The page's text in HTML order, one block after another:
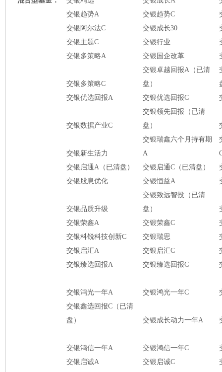
交银趋势A
交银趋势C
交银阿尔法C
交银成长30
交银主题C
交银行业
交银多策略A
交银国企改革
交银多策略C
交银卓越回报A（已清
盘）
交银优选回报A
交银优选回报C
交银数据产业C
交银领先回报（已清
盘）
交银新生活力
交银瑞鑫六个月持有期
A
交银启通A（已清盘）
交银启通C（已清盘）
交银股息优化
交银恒益A
交银品质升级
交银致远智投（已清
盘）
交银荣鑫A
交银荣鑫C
交银科锐科技创新C
交银瑞思
交银启汇A
交银启汇C
交银臻选回报A
交银臻选回报C
交银鸿光一年A 交银鸿光一年C
交银鑫选回报C（已清
盘）
交银成长动力一年A
交银鸿信一年A 交银鸿信一年C
交银启诚A
交银启诚C